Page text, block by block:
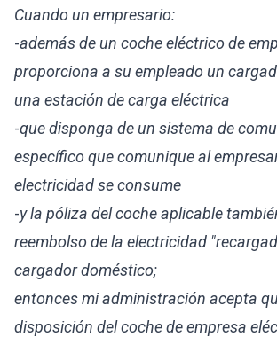
Cuando un empresario:
-además de un coche eléctrico de
proporciona a su empleado un
una estación de carga eléctrica
-que disponga de un sistema de
específico que comunique al
electricidad se consume
-y la póliza del coche aplicable
reembolso de la electricidad
cargador doméstico;
entonces mi administración acepta
disposición del coche de empresa